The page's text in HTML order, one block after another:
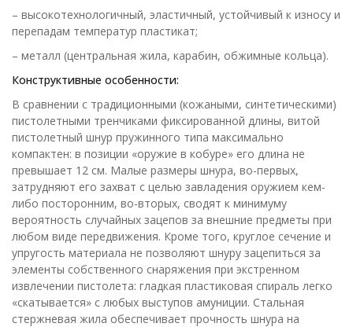
– высокотехнологичный, эластичный, устойчивый к износу и
перепадам температур пластикат;
– металл (центральная жила, карабин, обжимные кольца).
Конструктивные особенности:
В сравнении с традиционными (кожаными, синтетическими)
пистолетными тренчиками фиксированной длины, витой
пистолетный шнур пружинного типа максимально
компактен: в позиции «оружие в кобуре» его длина не
превышает 12 см. Малые размеры шнура, во-первых,
затрудняют его захват с целью завладения оружием кем-
либо посторонним, во-вторых, сводят к минимуму
вероятность случайных зацепов за внешние предметы при
любом виде передвижения. Кроме того, круглое сечение и
упругость материала не позволяют шнуру зацепиться за
элементы собственного снаряжения при экстренном
извлечении пистолета: гладкая пластиковая спираль легко
«скатывается» с любых выступов амуниции. Стальная
стержневая жила обеспечивает прочность шнура на